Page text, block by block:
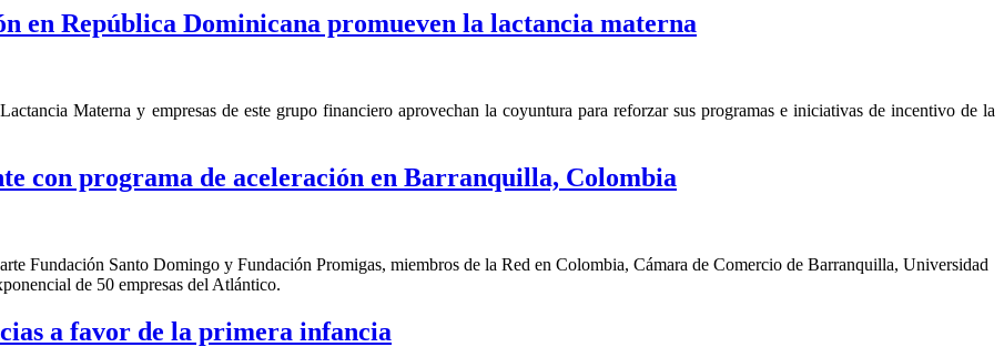
en República Dominicana promueven la lactancia materna
Materna y empresas de este grupo financiero aprovechan la coyuntura para reforzar sus programas e iniciativas de incentivo de la
con programa de aceleración en Barranquilla, Colombia
Fundación Santo Domingo y Fundación Promigas, miembros de la Red en Colombia, Cámara de Comercio de Barranquilla, Universidad
de 50 empresas del Atlántico.
a favor de la primera infancia